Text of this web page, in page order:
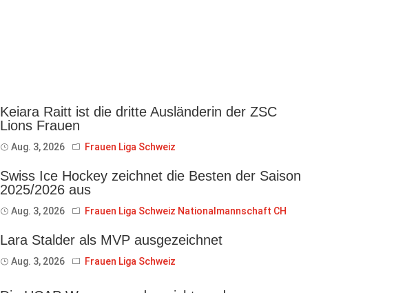
Keiara Raitt ist die dritte Ausländerin der ZSC
Lions Frauen
Aug. 3, 2026 Frauen Liga Schweiz
Swiss Ice Hockey zeichnet die Besten der Saison
2025/2026 aus
Aug. 3, 2026 Frauen Liga Schweiz Nationalmannschaft CH
Lara Stalder als MVP ausgezeichnet
Aug. 3, 2026 Frauen Liga Schweiz